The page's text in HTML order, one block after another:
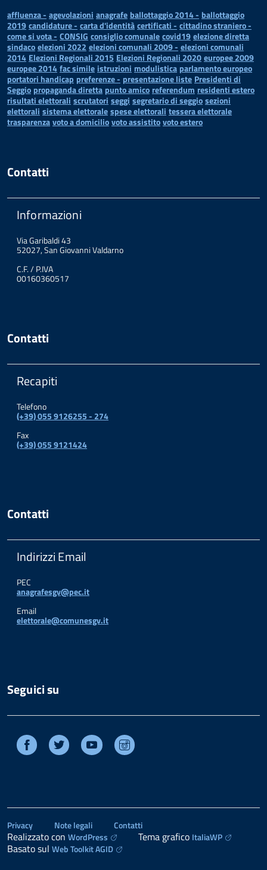
affluenza - agevolazioni anagrafe ballottaggio 2014 - ballottaggio
2019candidature - carta d'identitàcertificati - cittadino straniero -
come si vota - CONSIG consiglio comunalecovid19elezione diretta
sindacoelezioni 2022 elezioni comunali 2009 - elezioni comunali
2014 Elezioni Regionali 2015 Elezioni Regionali 2020europee 2009
europee 2014fac simile istruzioni modulistica parlamento europeo
portatori handicap preferenze - presentazione liste Presidenti di
Seggio propaganda diretta punto amico referendum residenti estero
risultati elettorali scrutatori seggi segretario di seggiosezioni
elettorali sistema elettoralespese elettorali tessera elettorale
trasparenzavoto a domiciliovoto assistitovoto estero
Contatti
Informazioni
Via Garibaldi 43
52027, San Giovanni Valdarno
C.F. / P.IVA
00160360517
Contatti
Recapiti
Telefono
(+39) 055 9126255 - 274
Fax
(+39) 055 9121424
Contatti
Indirizzi Email
PEC
anagrafesgv@pec.it
Email
elettorale@comunesgv.it
Seguici su
Facebook Twitter Youtube
Privacy Note legali Contatti
Realizzato con WordPress Tema grafico ItaliaWP
Basato sul Web Toolkit AGID